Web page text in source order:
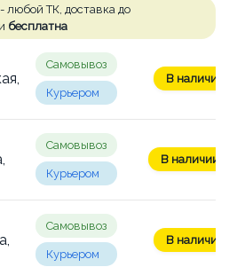
любой ТК, доставка до
бесплатна
Самовывоз
Курьером
В
Самовывоз
Курьером
В наличии:
Самовывоз
Курьером
В